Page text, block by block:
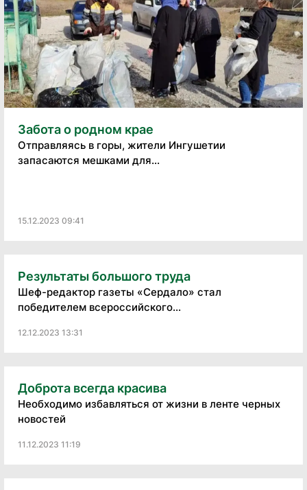
Забота о родном крае
Отправляясь в горы, жители Ингушетии
запасаются мешками для...
15.12.2023 09:41
Результаты большого труда
Шеф-редактор газеты «Сердало» стал
победителем всероссийского...
12.12.2023 13:31
Доброта всегда красива
Необходимо избавляться от жизни в ленте черных
новостей
11.12.2023 11:19